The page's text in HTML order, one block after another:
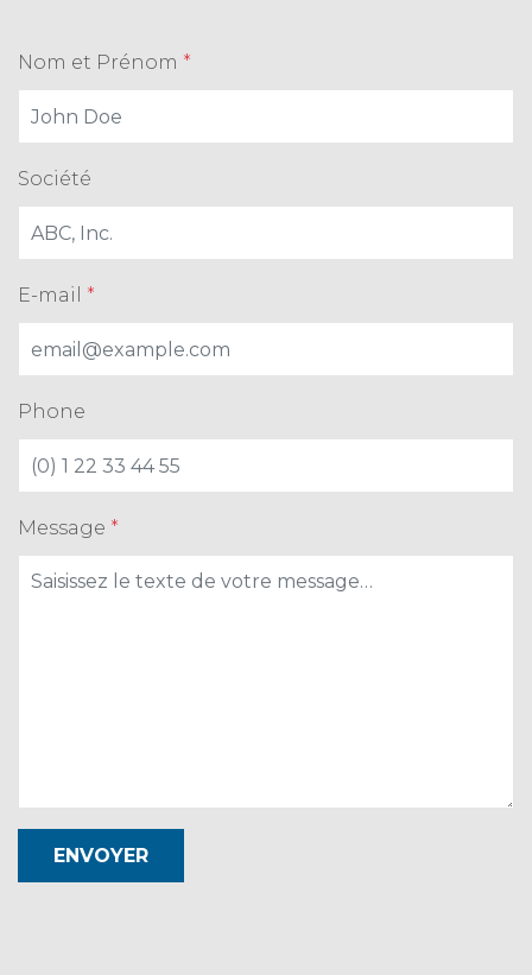
Nom et Prénom *
Société
E-mail *
Phone
Message *
ENVOYER